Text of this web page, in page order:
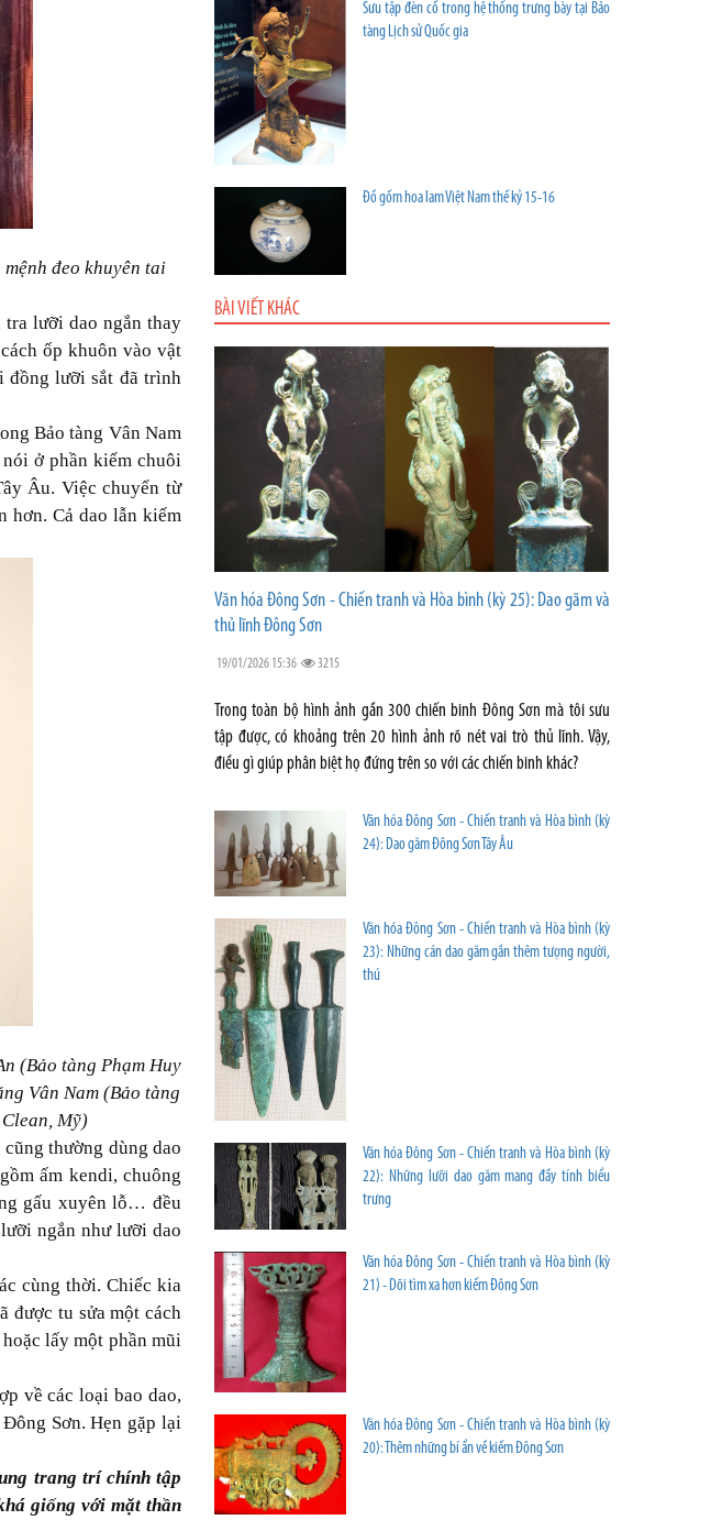
đeo khuyên tai
lưỡi dao ngắn thay
ốp khuôn vào vật
đồng lưỡi sắt đã trình
Bảo tàng Vân Nam
ở phần kiếm chuôi
Âu. Việc chuyển từ
hơn. Cả dao lẫn kiếm
(Bảo tàng Phạm Huy
Vân Nam (Bảo tàng
Mỹ)
thường dùng dao
ấm kendi, chuông
gấu xuyên lỗ… đều
ngắn như lưỡi dao
cùng thời. Chiếc kia
được tu sửa một cách
lấy một phần mũi
về các loại bao dao,
Sơn. Hẹn gặp lại
trang trí chính tập
giống với mặt thần
Sưu tập đèn cổ trong hệ thống trưng bày tại Bảo
tàng Lịch sử Quốc gia
Đồ gốm hoa lam Việt Nam thế kỷ 15-16
BÀI VIẾT KHÁC
Văn hóa Đông Sơn - Chiến tranh và Hòa bình (kỳ 25): Dao găm và
thủ lĩnh Đông Sơn
19/01/2026 15:36 3215
Trong toàn bộ hình ảnh gần 300 chiến binh Đông Sơn mà tôi sưu
tập được, có khoảng trên 20 hình ảnh rõ nét vai trò thủ lĩnh. Vậy,
điều gì giúp phân biệt họ đứng trên so với các chiến binh khác?
Văn hóa Đông Sơn - Chiến tranh và Hòa bình (kỳ
24): Dao găm Đông Sơn Tây Âu
Văn hóa Đông Sơn - Chiến tranh và Hòa bình (kỳ
23): Những cán dao găm gắn thêm tượng người,
thú
Văn hóa Đông Sơn - Chiến tranh và Hòa bình (kỳ
22): Những lưỡi dao găm mang đầy tính biểu
trưng
Văn hóa Đông Sơn - Chiến tranh và Hòa bình (kỳ
21) - Dõi tìm xa hơn kiếm Đông Sơn
Văn hóa Đông Sơn - Chiến tranh và Hòa bình (kỳ
20): Thêm những bí ẩn về kiếm Đông Sơn